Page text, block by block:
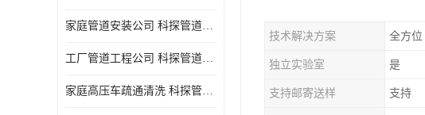
家庭管道安装公司 科探管道工程 团队服务
工厂管道工程公司 科探管道工程 时效快
家庭高压车疏通清洗 科探管道工程 服务周到
技术解决方案 全方位
独立实验室 是
支持邮寄送样 支持